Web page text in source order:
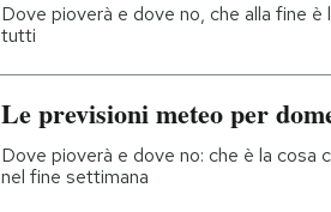
Dove pioverà e dove no, che alla fine
tutti
Le previsioni meteo per
Dove pioverà e dove no: che è la
nel fine settimana